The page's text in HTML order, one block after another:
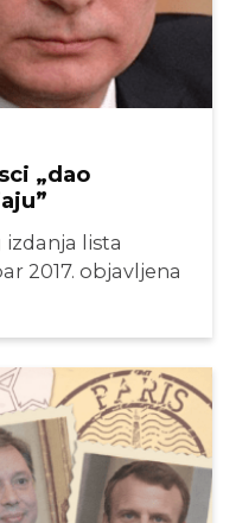
„dao
lista
2017. objavljena